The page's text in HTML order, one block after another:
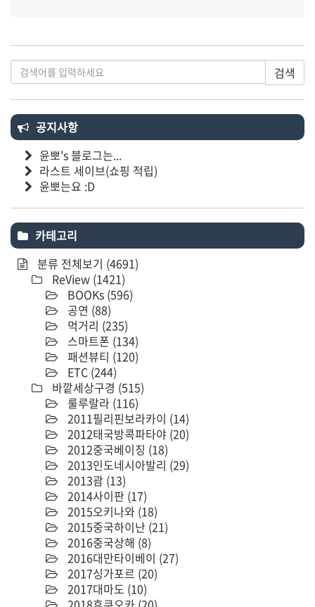
검색
공지사항
윤뽀's 블로그는...
라스트 세이브(쇼핑 적립)
윤뽀는요 :D
카테고리
분류 전체보기 (4691)
ReView (1421)
BOOKs (596)
공연 (88)
먹거리 (235)
스마트폰 (134)
패션뷰티 (120)
ETC (244)
바깥세상구경 (515)
룰루랄라 (116)
2011필리핀보라카이 (14)
2012태국방콕파타야 (20)
2012중국베이징 (18)
2013인도네시아발리 (29)
2013괌 (13)
2014사이판 (17)
2015오키나와 (18)
2015중국하이난 (21)
2016중국상해 (8)
2016대만타이베이 (27)
2017싱가포르 (20)
2017대마도 (10)